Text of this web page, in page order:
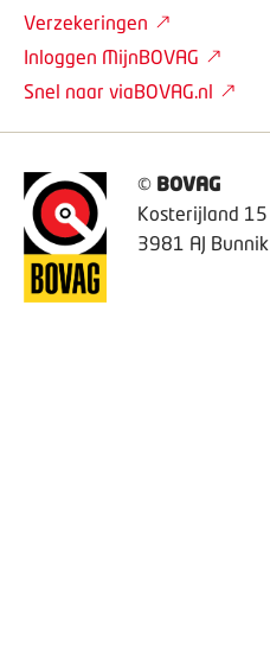
© BOVAG
Kosterijland 15
3981 AJ Bunnik
Verzekeringen
Inloggen MijnBOVAG
Snel naar viaBOVAG.nl